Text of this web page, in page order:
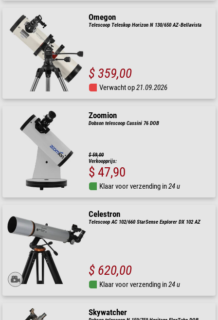
Omegon
Telescoop Teleskop Horizon N 130/650 AZ-Bellavista
$ 359,00
Verwacht op21.09.2026
Zoomion
Dobson telescoop Cassini 76 DOB
$ 59,00
Verkoopprijs:
$ 47,90
Klaar voor verzending in24 u
Celestron
Telescoop AC 102/660 StarSense Explorer DX 102 AZ
$ 620,00
Klaar voor verzending in24 u
Skywatcher